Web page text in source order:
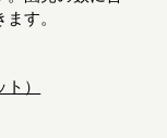
す。
）